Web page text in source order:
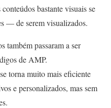
bastante visuais se
— de serem visualizados.
também passaram a ser
de AMP.
torna muito mais eficiente
e personalizados, mas sem